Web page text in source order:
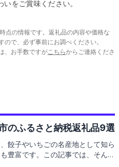
をご賞味ください。
点の情報です。返礼品の内容や価格な
で、必ず事前にお調べください。
、お手数ですがこちらからご連絡くださ
のふるさと納税返礼品9選
餃子やいちごの名産地として知ら
豊富です。この記事では、そんな